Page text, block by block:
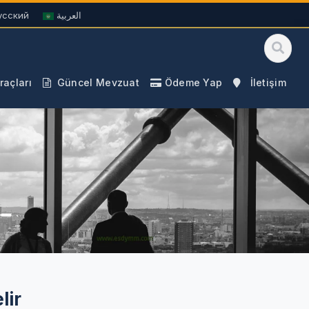
العربية
Güncel Mevzuat Ödeme Yap İletişim